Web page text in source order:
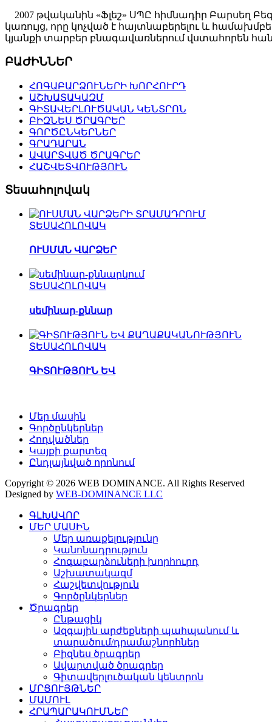
2007 թվականին «Ֆլեշ» ՍՊԸ հիմնադիր Բարսեղ
կառույց, որը կոչված է հայտնաբերելու և
կյանքի տարբեր բնագավառներում վստահորեն
ԲԱԺԻՆՆԵՐ
ՀՈԳԱԲԱՐՁՈՒՆԵՐԻ ԽՈՐՀՈՒՐԴ
ԱՇԽԱՏԱԿԱԶՄ
ԳԻՏԱՎԵՐԼՈՒԾԱԿԱՆ ԿԵՆՏՐՈՆ
ԲԻԶՆԵՍ ԾՐԱԳՐԵՐ
ԳՈՐԾԸՆԿԵՐՆԵՐ
ԳՐԱԴԱՐԱՆ
ԱՎԱՐՏՎԱԾ ԾՐԱԳՐԵՐ
ՀԱՇՎԵՏՎՈՒԹՅՈՒՆ
Տեսահոլովակ
ՏԵՍԱՀՈԼՈՎԱԿ
ՈՒՍՄԱՆ ՎԱՐՁԵՐ
ՏԵՍԱՀՈԼՈՎԱԿ
սեմինար-քննար
ՏԵՍԱՀՈԼՈՎԱԿ
ԳԻՏՈՒԹՅՈՒՆ ԵՎ
Մեր մասին
Գործընկերներ
Հոդվածներ
Կայքի քարտեզ
Ընդլայնված որոնում
Copyright © 2026 WEB DOMINANCE. All Rights Reserved
Designed by WEB-DOMINANCE LLC
ԳԼԽԱՎՈՐ
ՄԵՐ ՄԱՍԻՆ
Մեր առաքելությունը
Կանոնադրություն
Հոգաբարձուների խորհուրդ
Աշխատակազմ
Հաշվետվություն
Գործընկերներ
Ծրագրեր
Ընթացիկ
Ազգային արժեքների պահպանում և
տարածում/դրամաշնորհներ
Բիզնես ծրագրեր
Ավարտված ծրագրեր
Գիտավերլուծական կենտրոն
ՄՐՑՈՒՅԹՆԵՐ
ՄԱՄՈՒԼ
ՀՐԱՊԱՐԱԿՈՒՄՆԵՐ